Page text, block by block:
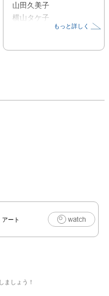
山田久美子
横山タケ子
もっと詳しく
アート
ましょう！